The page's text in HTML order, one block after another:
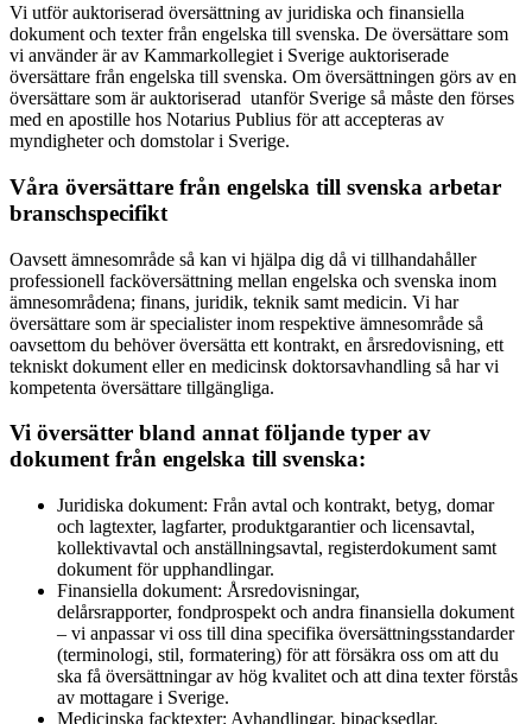
Vi utför auktoriserad översättning av juridiska och finansiella
dokument och texter från engelska till svenska. De översättare som
vi använder är av Kammarkollegiet i Sverige auktoriserade
översättare från engelska till svenska. Om översättningen görs av en
översättare som är auktoriserad utanför Sverige så måste den förses
med en apostille hos Notarius Publius för att accepteras av
myndigheter och domstolar i Sverige.
Våra översättare från engelska till svenska arbetar
branschspecifikt
Oavsett ämnesområde så kan vi hjälpa dig då vi tillhandahåller
professionell facköversättning mellan engelska och svenska inom
ämnesområdena; finans, juridik, teknik samt medicin. Vi har
översättare som är specialister inom respektive ämnesområde så
oavsettom du behöver översätta ett kontrakt, en årsredovisning, ett
tekniskt dokument eller en medicinsk doktorsavhandling så har vi
kompetenta översättare tillgängliga.
Vi översätter bland annat följande typer av
dokument från engelska till svenska:
Juridiska dokument: Från avtal och kontrakt, betyg, domar
och lagtexter, lagfarter, produktgarantier och licensavtal,
kollektivavtal och anställningsavtal, registerdokument samt
dokument för upphandlingar.
Finansiella dokument: Årsredovisningar,
delårsrapporter, fondprospekt och andra finansiella dokument
– vi anpassar vi oss till dina specifika översättningsstandarder
(terminologi, stil, formatering) för att försäkra oss om att du
ska få översättningar av hög kvalitet och att dina texter förstås
av mottagare i Sverige.
Medicinska facktexter: Avhandlingar, bipacksedlar,